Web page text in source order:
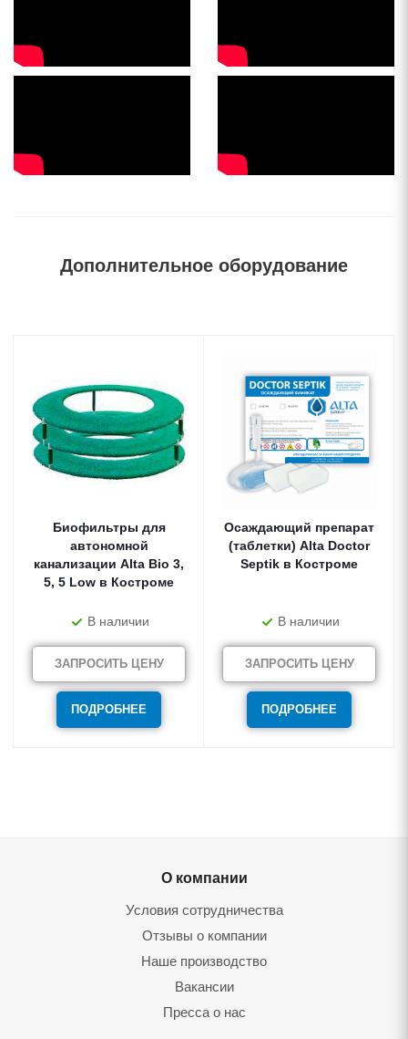
Дополнительное оборудование
Биофильтры для
автономной
канализации Alta Bio 3,
5, 5 Low в Костроме
В наличии
ЗАПРОСИТЬ ЦЕНУ
ПОДРОБНЕЕ
Осаждающий препарат
(таблетки) Alta Doctor
Septik в Костроме
В наличии
ЗАПРОСИТЬ ЦЕНУ
ПОДРОБНЕЕ
О компании
Условия сотрудничества
Отзывы о компании
Наше производство
Вакансии
Пресса о нас